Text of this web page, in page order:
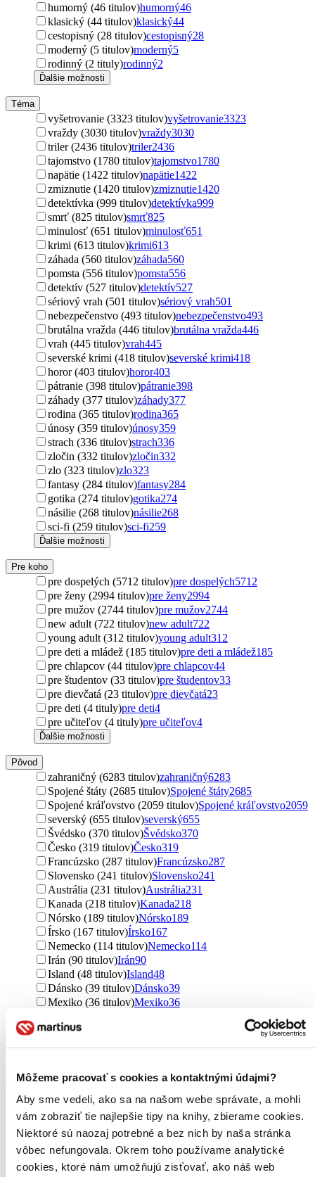
Môžeme pracovať s cookies a kontaktnými údajmi?
Aby sme vedeli, ako sa na našom webe správate, a mohli
vám zobraziť tie najlepšie tipy na knihy, zbierame cookies.
Niektoré sú naozaj potrebné a bez nich by naša stránka
vôbec nefungovala. Okrem toho používame analytické
cookies, ktoré nám umožňujú zisťovať, ako náš web
humorný (46 titulov)humorný46
klasický (44 titulov)klasický44
cestopisný (28 titulov)cestopisný28
moderný (5 titulov)moderný5
rodinný (2 tituly)rodinný2
Ďalšie možnosti
Téma
vyšetrovanie (3323 titulov)vyšetrovanie3323
vraždy (3030 titulov)vraždy3030
triler (2436 titulov)triler2436
tajomstvo (1780 titulov)tajomstvo1780
napätie (1422 titulov)napätie1422
zmiznutie (1420 titulov)zmiznutie1420
detektívka (999 titulov)detektívka999
smrť (825 titulov)smrť825
minulosť (651 titulov)minulosť651
krimi (613 titulov)krimi613
záhada (560 titulov)záhada560
pomsta (556 titulov)pomsta556
detektív (527 titulov)detektív527
sériový vrah (501 titulov)sériový vrah501
nebezpečenstvo (493 titulov)nebezpečenstvo493
brutálna vražda (446 titulov)brutálna vražda446
vrah (445 titulov)vrah445
severské krimi (418 titulov)severské krimi418
horor (403 titulov)horor403
pátranie (398 titulov)pátranie398
záhady (377 titulov)záhady377
rodina (365 titulov)rodina365
únosy (359 titulov)únosy359
strach (336 titulov)strach336
zločin (332 titulov)zločin332
zlo (323 titulov)zlo323
fantasy (284 titulov)fantasy284
gotika (274 titulov)gotika274
násilie (268 titulov)násilie268
sci-fi (259 titulov)sci-fi259
Ďalšie možnosti
Pre koho
pre dospelých (5712 titulov)pre dospelých5712
pre ženy (2994 titulov)pre ženy2994
pre mužov (2744 titulov)pre mužov2744
new adult (722 titulov)new adult722
young adult (312 titulov)young adult312
pre deti a mládež (185 titulov)pre deti a mládež185
pre chlapcov (44 titulov)pre chlapcov44
pre študentov (33 titulov)pre študentov33
pre dievčatá (23 titulov)pre dievčatá23
pre deti (4 tituly)pre deti4
pre učiteľov (4 tituly)pre učiteľov4
Ďalšie možnosti
Pôvod
zahraničný (6283 titulov)zahraničný6283
Spojené štáty (2685 titulov)Spojené štáty2685
Spojené kráľovstvo (2059 titulov)Spojené kráľovstvo2059
severský (655 titulov)severský655
Švédsko (370 titulov)Švédsko370
Česko (319 titulov)Česko319
Francúzsko (287 titulov)Francúzsko287
Slovensko (241 titulov)Slovensko241
Austrália (231 titulov)Austrália231
Kanada (218 titulov)Kanada218
Nórsko (189 titulov)Nórsko189
Írsko (167 titulov)Írsko167
Nemecko (114 titulov)Nemecko114
Irán (90 titulov)Irán90
Island (48 titulov)Island48
Dánsko (39 titulov)Dánsko39
Mexiko (36 titulov)Mexiko36
Cyprus (25 titulov)
Španielsko (15 titulov)
Španielsko 15
Ukrajina (14 titulov)
Japonsko (13 titulov)Japonsko 13
Poľsko (13 titulov)Poľsko 13
Holandsko (10 titulov)Holandsko10
Rumunsko (10 titulov)
Fínsko (9 titulov)Fínsko9
Brazília (9 titulov)Brazília 9